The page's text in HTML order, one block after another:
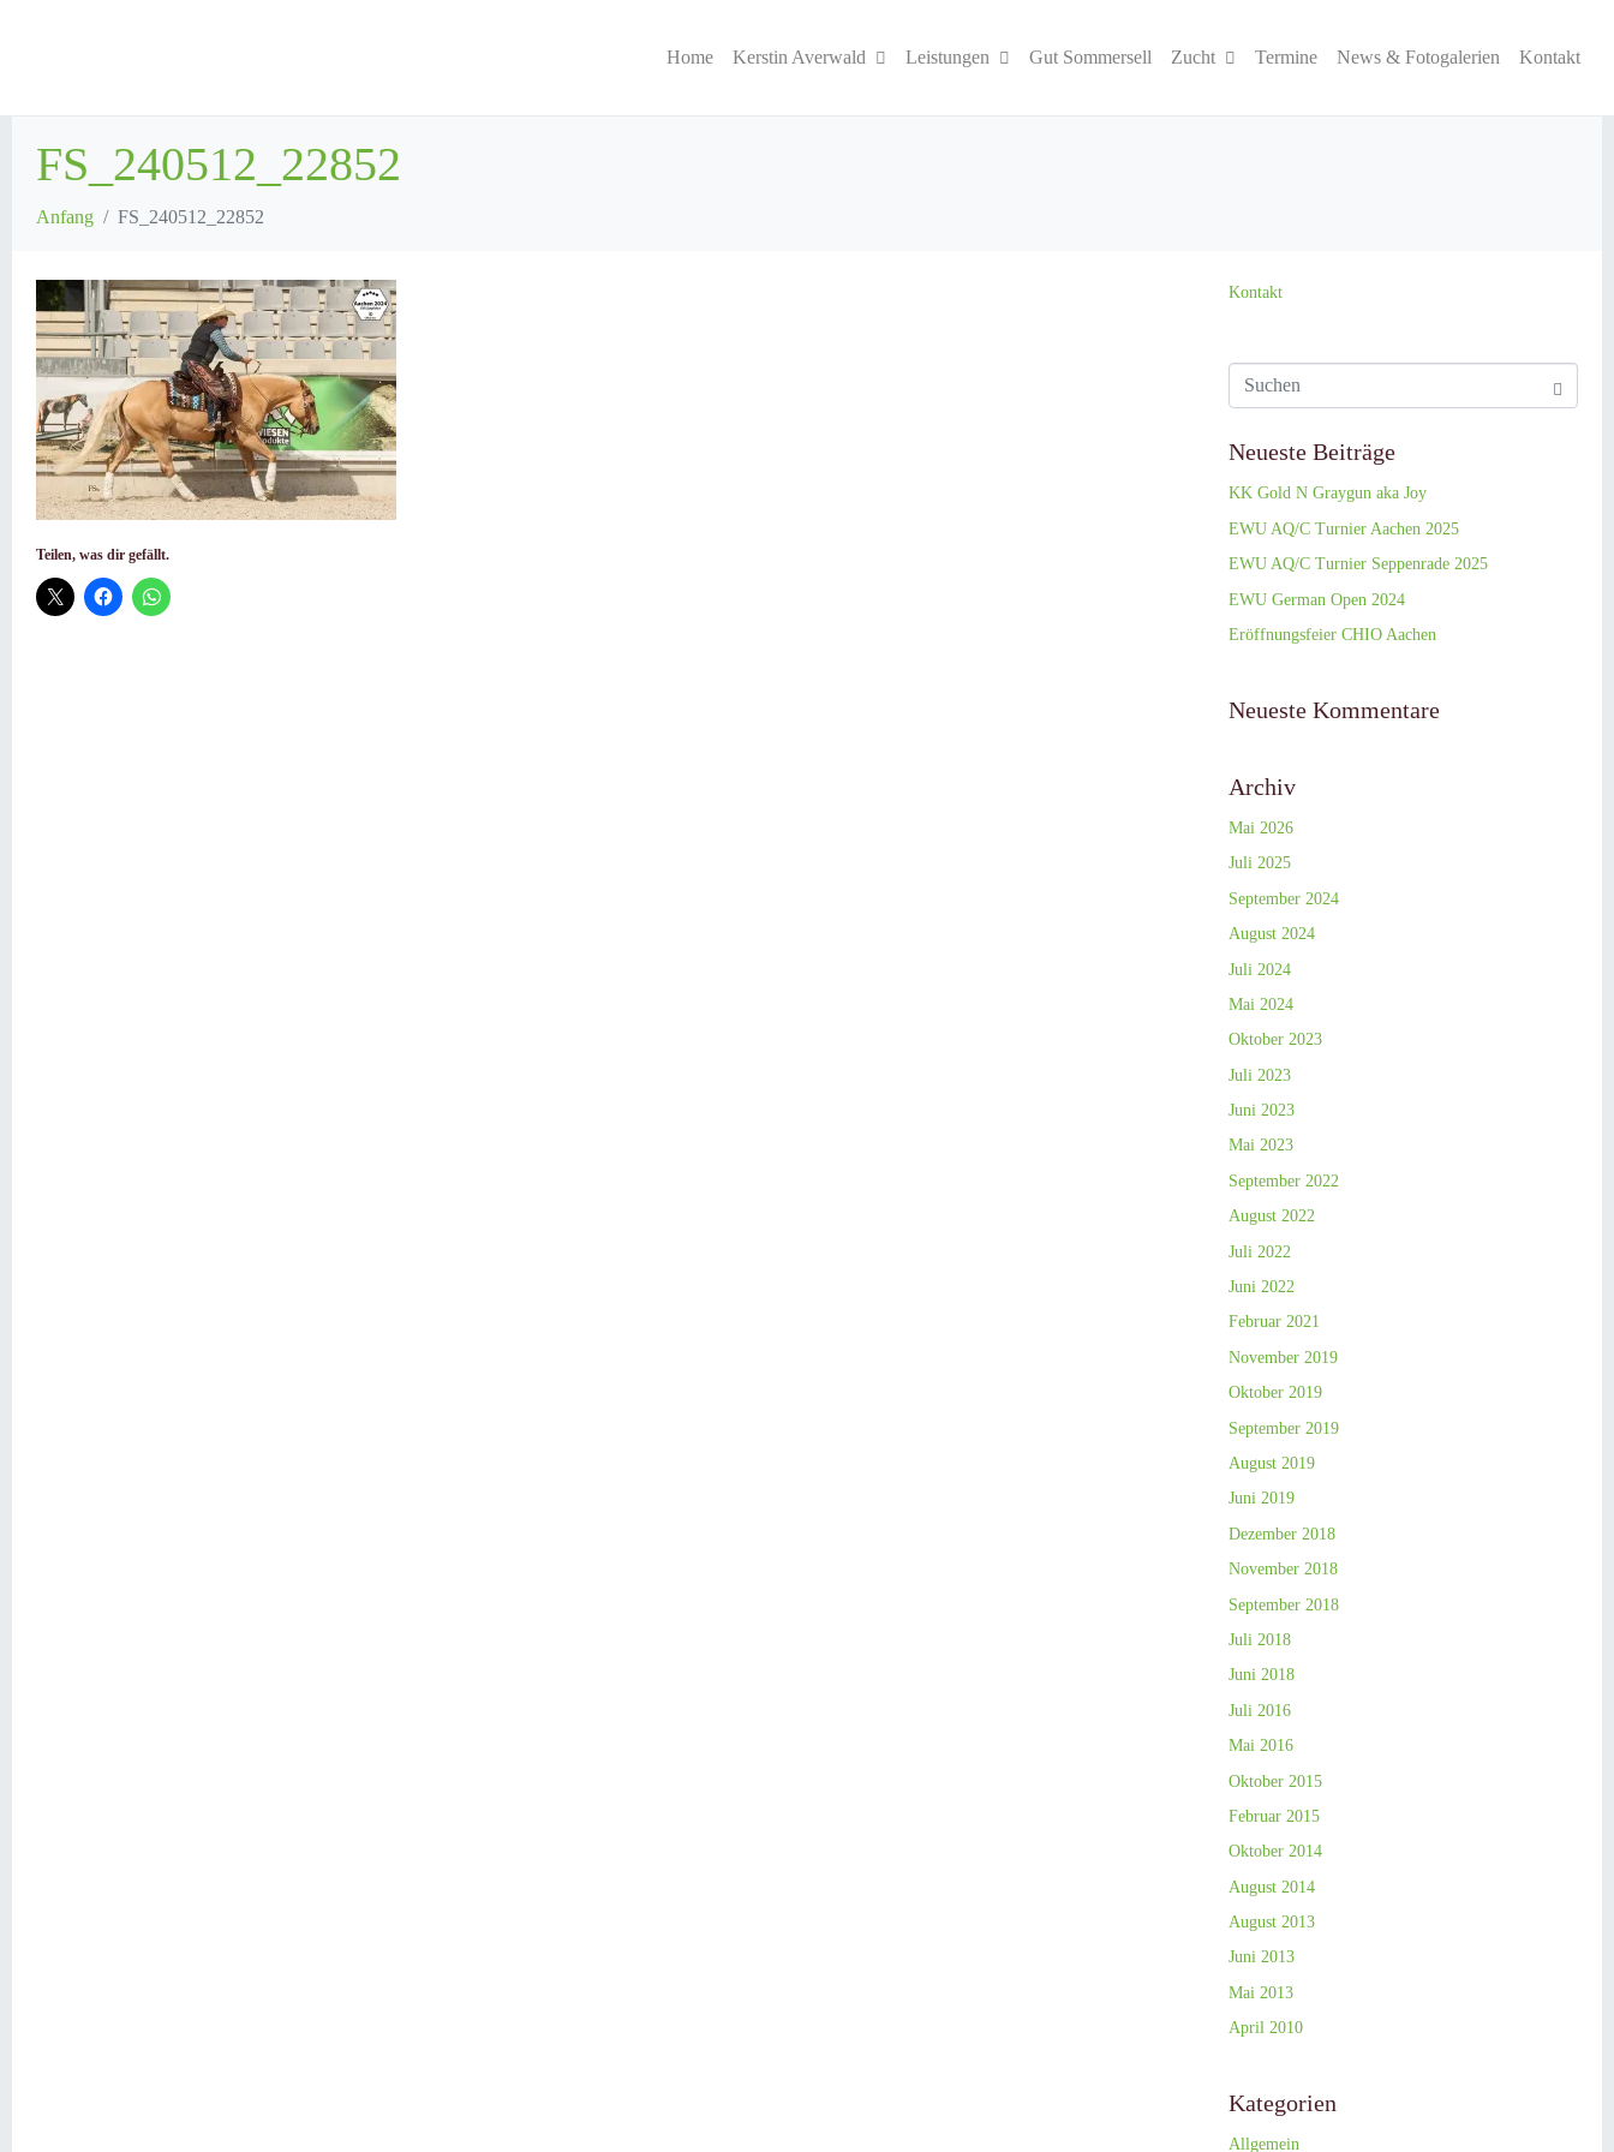
Home Kerstin Averwald Leistungen Gut Sommersell Zucht Termine News & Fotogalerien Kontakt
FS_240512_22852
Anfang FS_240512_22852
Teilen, was dir gefällt.
Kontakt
Neueste Beiträge
KK Gold N Graygun aka Joy
EWU AQ/C Turnier Aachen 2025
EWU AQ/C Turnier Seppenrade 2025
EWU German Open 2024
Eröffnungsfeier CHIO Aachen
Neueste Kommentare
Archiv
Mai 2026
Juli 2025
September 2024
August 2024
Juli 2024
Mai 2024
Oktober 2023
Juli 2023
Juni 2023
Mai 2023
September 2022
August 2022
Juli 2022
Juni 2022
Februar 2021
November 2019
Oktober 2019
September 2019
August 2019
Juni 2019
Dezember 2018
November 2018
September 2018
Juli 2018
Juni 2018
Juli 2016
Mai 2016
Oktober 2015
Februar 2015
Oktober 2014
August 2014
August 2013
Juni 2013
Mai 2013
April 2010
Kategorien
Allgemein